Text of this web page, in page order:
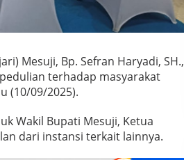
Mesuji, Bp. Sefran Haryadi, SH.,
terhadap masyarakat
(10/09/2025).
Wakil Bupati Mesuji, Ketua
dari instansi terkait lainnya.